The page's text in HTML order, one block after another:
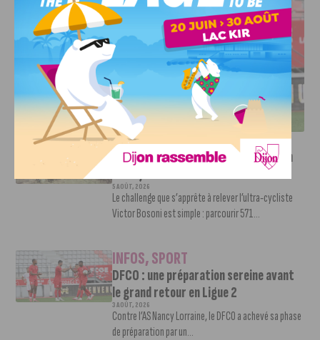
DFCO : UNE PRÉPARATION SEREINE AVANT LE GRAND
RETOUR EN LIGUE 2
INFOS,SPORT
Faire le tour de la Côte-d’Or à vélo en
trois jours : le défi de Victor Bosoni
5 AOÛT, 2026
Le challenge que s’apprête à relever l’ultra-cycliste
Victor Bosoni est simple : parcourir 571...
INFOS,SPORT
DFCO : une préparation sereine avant
le grand retour en Ligue 2
3 AOÛT, 2026
Contre l’AS Nancy Lorraine, le DFCO a achevé sa phase
de préparation par un...